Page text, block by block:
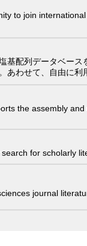
to join
基配列データベー
わせて、自由に
the assembly
for scholarly
journal